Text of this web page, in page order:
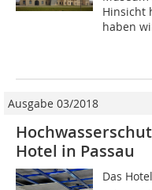
Hinsicht
haben
Ausgabe 03/2018
Hotel in Passau
Das